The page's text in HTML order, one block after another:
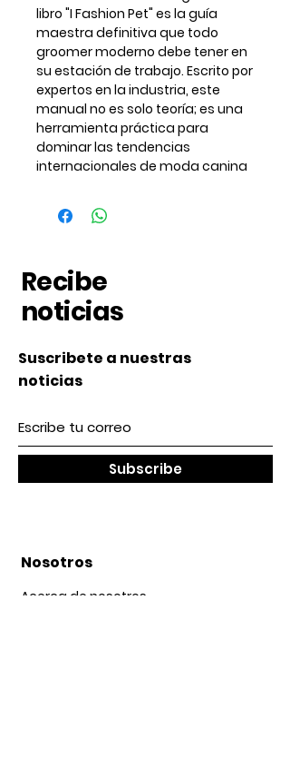
libro "I Fashion Pet" es la guía
maestra definitiva que todo
groomer moderno debe tener en
su estación de trabajo. Escrito por
expertos en la industria, este
manual no es solo teoría; es una
herramienta práctica para
dominar las tendencias
internacionales de moda canina
Recibe
noticias
Suscribete a nuestras
noticias
Subscribe
Nosotros
Acerca de nosotros